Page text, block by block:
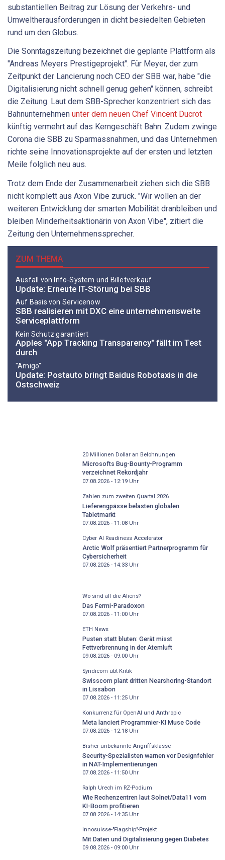
substantiellen Beitrag zur Lösung der Verkehrs- und
Umweltherausforderungen in dicht besiedelten Gebieten
rund um den Globus.
Die Sonntagszeitung bezeichnet die geplante Plattform als
"Andreas Meyers Prestigeprojekt". Für Meyer, der zum
Zeitpunkt der Lancierung noch CEO der SBB war, habe "die
Digitalisierung nicht schnell genug gehen" können, schreibt
die Zeitung. Laut dem SBB-Sprecher konzentriert sich das
Bahnunternehmen unter dem neuen Chef Vincent Ducrot
künftig vermehrt auf das Kerngeschäft Bahn. Zudem zwinge
Corona die SBB zu Sparmassnahmen, und das Unternehmen
richte seine Innovationsprojekte auf der ersten und letzten
Meile folglich neu aus.
Trotz dem Ende der Zusammenarbeit ziehen sich die SBB
nicht komplett aus Axon Vibe zurück. "Wir wollen an der
weiteren Entwicklung der smarten Mobilität dranbleiben und
bleiben Minderheitsaktionärin von Axon Vibe", zitiert die
Zeitung den Unternehmenssprecher.
ZUM THEMA
Ausfall von Info-System und Billetverkauf
Update: Erneute IT-Störung bei SBB
Auf Basis von Servicenow
SBB realisieren mit DXC eine unternehmensweite
Serviceplattform
Kein Schutz garantiert
Apples "App Tracking Transparency" fällt im Test
durch
"Amigo"
Update: Postauto bringt Baidus Robotaxis in die
Ostschweiz
20 Millionen Dollar an Belohnungen
Microsofts Bug-Bounty-Programm
verzeichnet Rekordjahr
07.08.2026 - 12:19Uhr
Zahlen zum zweiten Quartal 2026
Lieferengpässe belasten globalen
Tabletmarkt
07.08.2026 - 11:08Uhr
Cyber AI Readiness Accelerator
Arctic Wolf präsentiert Partnerprogramm für
Cybersicherheit
07.08.2026 - 14:33Uhr
Wo sind all die Aliens?
Das Fermi-Paradoxon
07.08.2026 - 11:00Uhr
ETH News
Pusten statt bluten: Gerät misst
Fettverbrennung in der Atemluft
09.08.2026 - 09:00Uhr
Syndicom übt Kritik
Swisscom plant dritten Nearshoring-Standort
in Lissabon
07.08.2026 - 11:25Uhr
Konkurrenz für OpenAI und Anthropic
Meta lanciert Programmier-KI Muse Code
07.08.2026 - 12:18Uhr
Bisher unbekannte Angriffsklasse
Security-Spezialisten warnen vor Designfehler
in NAT-Implementierungen
07.08.2026 - 11:50Uhr
Ralph Urech im RZ-Podium
Wie Rechenzentren laut Solnet/Data11 vom
KI-Boom profitieren
07.08.2026 - 14:35Uhr
Innosuisse-"Flagship"-Projekt
Mit Daten und Digitalisierung gegen Diabetes
09.08.2026 - 09:00Uhr